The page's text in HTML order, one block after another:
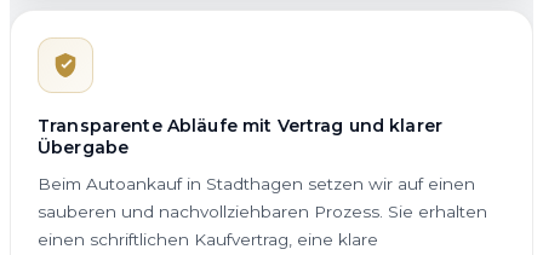
Transparente Abläufe mit Vertrag und klarer
Übergabe
Beim Autoankauf in Stadthagen setzen wir auf einen
sauberen und nachvollziehbaren Prozess. Sie erhalten
einen schriftlichen Kaufvertrag, eine klare